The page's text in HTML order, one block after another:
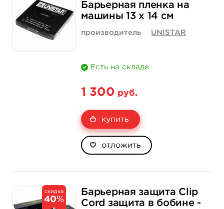
Барьерная пленка на
машины 13 х 14 см
производитель UNISTAR
Есть на складе
1 300 руб.
купить
отложить
скидка
40%
Барьерная защита Clip
Cord защита в бобине -